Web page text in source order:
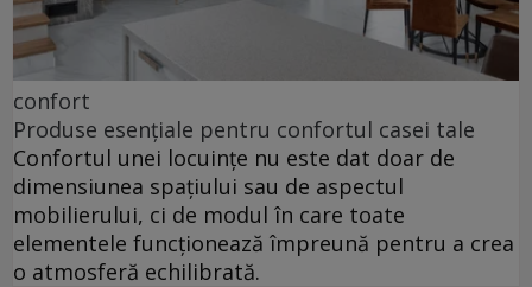
confort
Produse esențiale pentru confortul casei tale
Confortul unei locuințe nu este dat doar de
dimensiunea spațiului sau de aspectul
mobilierului, ci de modul în care toate
elementele funcționează împreună pentru a crea
o atmosferă echilibrată.